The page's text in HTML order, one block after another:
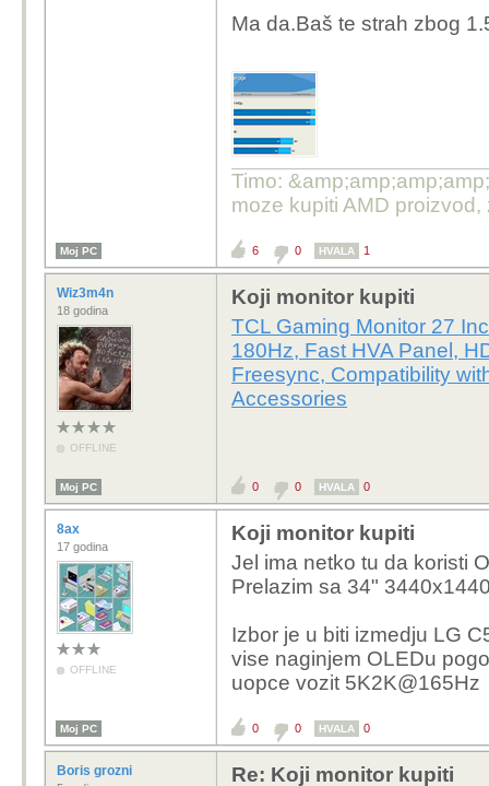
Ma da.Baš te strah zbog
Timo:
moze kupiti AMD
Moj PC 6 0 HVALA 1
Wiz3m4n
18 godina
OFFLINE
Koji monitor kupiti
TCL Gaming Monitor 27
180Hz, Fast HVA Panel,
Freesync, Compatibility
Accessories
Moj PC 0 0 HVALA 0
8ax
17 godina
OFFLINE
Koji monitor kupiti
Jel ima netko tu da koristi
Prelazim sa 34"
Izbor je u biti izmedju LG
vise naginjem OLEDu
uopce vozit 5K2K@165Hz
Moj PC 0 0 HVALA 0
Boris grozni
Re: Koji monitor kupiti